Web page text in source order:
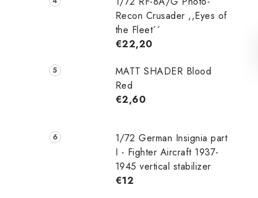
Recon Crusader ,,Eyes of
the Fleet´´
€22,20
MATT SHADER Blood
Red
€2,60
1/72 German Insignia part
I - Fighter Aircraft 1937-
1945 vertical stabilizer
€12